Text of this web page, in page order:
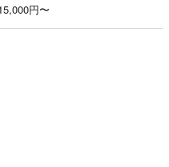
円〜